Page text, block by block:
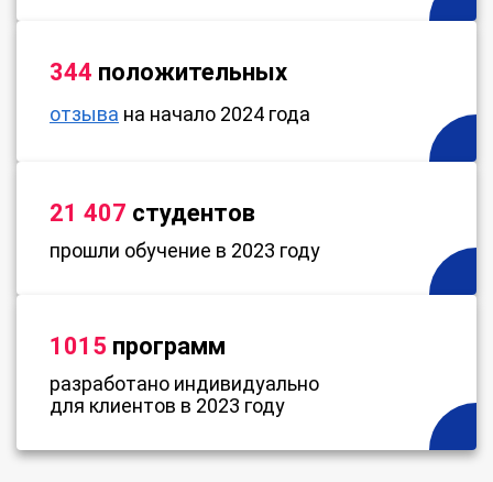
344 положительных
отзыва на начало 2024 года
21 407 студентов
прошли обучение в 2023 году
1015 программ
разработано индивидуально
для клиентов в 2023 году